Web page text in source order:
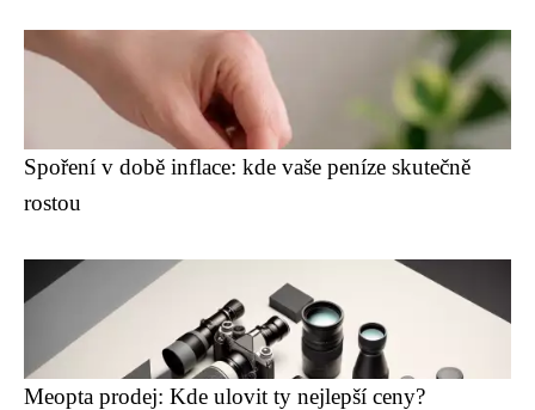
Spoření v době inflace: kde vaše peníze skutečně
rostou
Meopta prodej: Kde ulovit ty nejlepší ceny?